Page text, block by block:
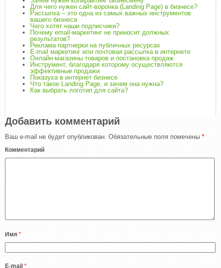
Для чего нужен сайт-воронка (Landing Page) в бизнесе?
Рассылка – это одна из самых важных инструментов
вашего бизнеса
Чего хотят наши подписчики?
Почему email-маркетинг не приносит должных
результатов?
Реклама партнерки на публичных ресурсах
E-mail маркетинг или почтовая рассылка в интернете
Онлайн-магазины товаров и постановка продаж
Инструмент, благодаря которому осуществляются
эффективные продажи
Показуха в интернет бизнесе
Что такое Landing Page, и зачем она нужна?
Как выбрать логотип для сайта?
Добавить комментарий
Ваш e-mail не будет опубликован. Обязательные поля помечены *
Комментарий
Имя *
E-mail *